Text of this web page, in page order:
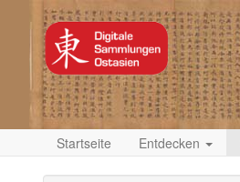
Startseite Entdecken